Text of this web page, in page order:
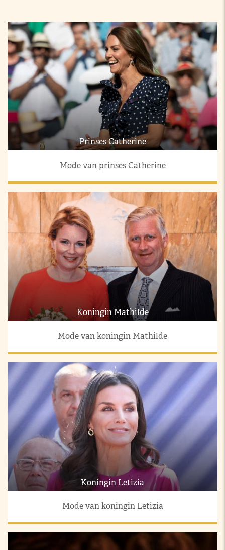
Prinses Catherine
Mode van prinses Catherine
Koningin Mathilde
Mode van koningin Mathilde
Koningin Letizia
Mode van koningin Letizia